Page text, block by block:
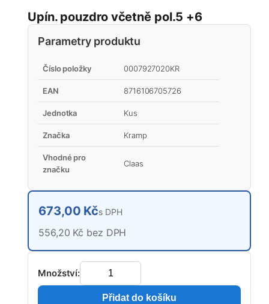
Upín. pouzdro včetně pol.5 +6
Parametry produktu
Číslo položky 0007927020KR
EAN 8716106705726
Jednotka Kus
Značka Kramp
Vhodné pro
značku
Claas
673,00 Kčs DPH
556,20 Kč bez DPH
Množství:
Přidat do košíku